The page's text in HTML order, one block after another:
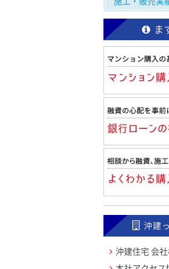
ま
沖建
沖建住宅 会